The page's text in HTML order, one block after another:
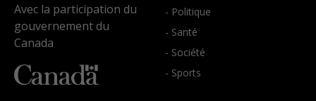
Avec la participation du
gouvernement du
Canada
- Politique
- Santé
- Société
- Sports